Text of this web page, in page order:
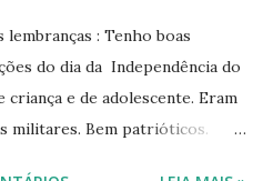
: Tenho boas
do dia da Independência do
criança e de adolescente. Eram
militares. Bem patrióticos.